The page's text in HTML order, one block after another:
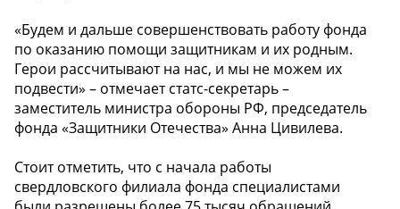
«Будем и дальше совершенствовать работу фонда
по оказанию помощи защитникам и их родным.
Герои рассчитывают на нас, и мы не можем их
подвести» – отмечает статс-секретарь –
заместитель министра обороны РФ, председатель
фонда «Защитники Отечества» Анна Цивилева.
Стоит отметить, что с начала работы
свердловского филиала фонда специалистами